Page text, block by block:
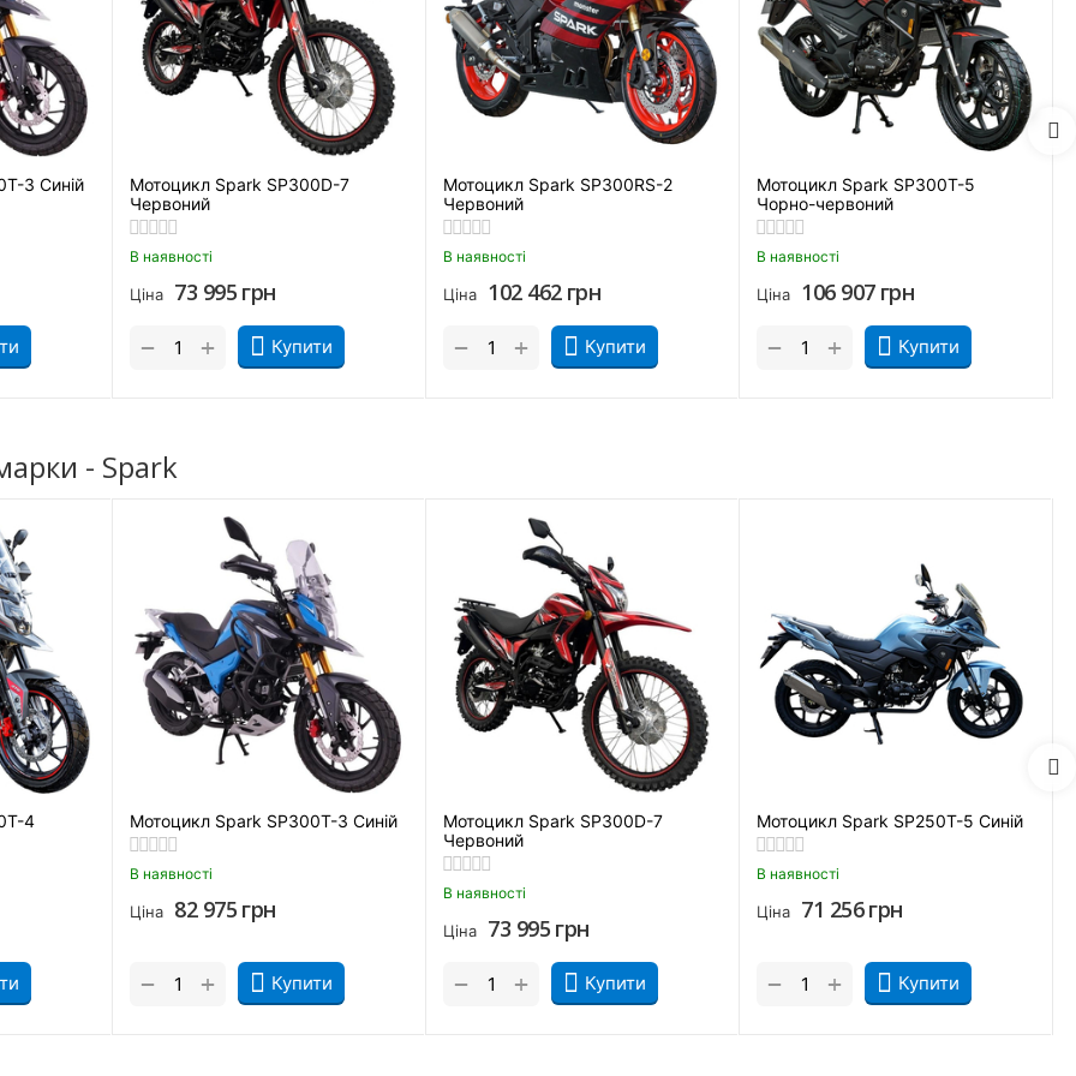
якості мотоцикла Spark SP300SC-1
і позашляхових апаратів. Зараз інженери трохи відійшли від цієї концепції, зробивши ставку на динаміку та
підвіску, яка суттєво розширює його можливості.
ефективно відпрацьовують нерівності та добре гасять удари. Завдяки цьому апарат упевнено тримається на
керування та забезпечує стабільне зчеплення коліс із покриттям. Це робить їзду безпечнішою та передбачуванішою.
можна в таких містах як: Київ, Дніпро, Одеса, Харків, Львів, Запоріжжя, Вінниця, Кривий Ріг, Полтава, Черкаси,
Миколаїв, Івано -Франківськ, Житомир, Суми, Тернопіль, Чернігів, Ужгород
3 Синій
Мотоцикл Spark SP300D-7
Червоний
В наявності
Ціна 73 995 грн
Купити
+
−
Мотоцикл Spark SP300RS-2
Червоний
В наявності
Ціна 102 462 грн
Купити
+
−
Мотоцикл Spark SP300T-5
Чорно-червоний
В наявності
Ціна 106 907 грн
Купити
+
−
- Spark
4
Мотоцикл Spark SP300T-3 Синій
В наявності
Ціна 82 975 грн
Купити
+
−
Мотоцикл Spark SP300D-7
Червоний
В наявності
Ціна 73 995 грн
Купити
+
−
Мотоцикл Spark SP250T-5 Синій
В наявності
Ціна 71 256грн
Купити
+
−